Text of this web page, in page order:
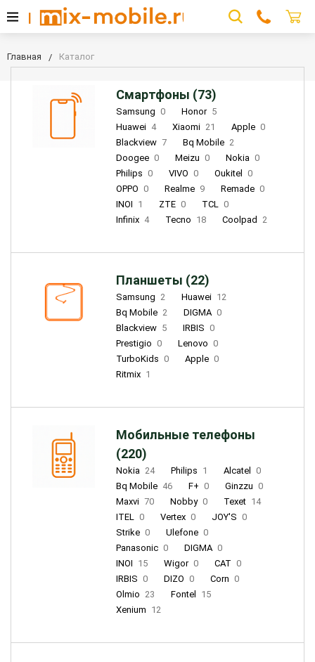
Главная Каталог
Смартфоны (73)
Samsung 0 Honor 5
Huawei 4 Xiaomi 21 Apple 0
Blackview 7 Bq Mobile 2
Doogee 0 Meizu 0 Nokia 0
Philips 0 VIVO 0 Oukitel
0
OPPO 0 Realme 9 Remade 0
INOI 1 ZTE 0 TCL 0
Infinix 4 Tecno 18 Coolpad 2
Планшеты (22)
Samsung 2 Huawei 12
Bq Mobile 2 DIGMA 0
Blackview 5 IRBIS 0
Prestigio 0 Lenovo 0
TurboKids 0 Apple 0
Ritmix 1
Мобильные телефоны
(220)
Nokia 24 Philips 1 Alcatel
0
Bq Mobile 46 F+ 0 Ginzzu 0
Maxvi 70 Nobby 0 Texet 14
ITEL 0 Vertex 0 JOY'S 0
Strike 0 Ulefone 0
Panasonic 0 DIGMA 0
INOI 15 Wigor 0 CAT 0
IRBIS 0 DIZO 0 Corn 0
Olmio 23 Fontel
15
Xenium 12